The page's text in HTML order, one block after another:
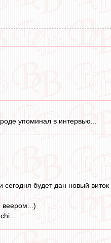
упоминал в интервью...
сегодня будет дан новый
веером...)